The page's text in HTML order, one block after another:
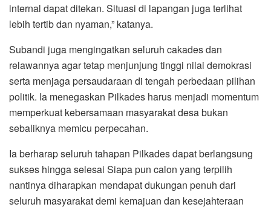
internal dapat ditekan. Situasi di lapangan juga terlihat
lebih tertib dan nyaman,” katanya.
Subandi juga mengingatkan seluruh cakades dan
relawannya agar tetap menjunjung tinggi nilai demokrasi
serta menjaga persaudaraan di tengah perbedaan pilihan
politik. Ia menegaskan Pilkades harus menjadi momentum
memperkuat kebersamaan masyarakat desa bukan
sebaliknya memicu perpecahan.
Ia berharap seluruh tahapan Pilkades dapat berlangsung
sukses hingga selesai Siapa pun calon yang terpilih
nantinya diharapkan mendapat dukungan penuh dari
seluruh masyarakat demi kemajuan dan kesejahteraan